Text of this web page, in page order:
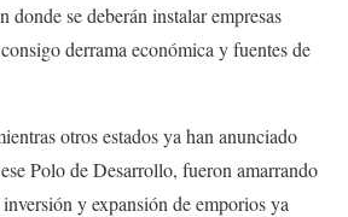
donde se deberán instalar empresas
derrama económica y fuentes de
otros estados ya han anunciado
Polo de Desarrollo, fueron amarrando
y expansión de emporios ya